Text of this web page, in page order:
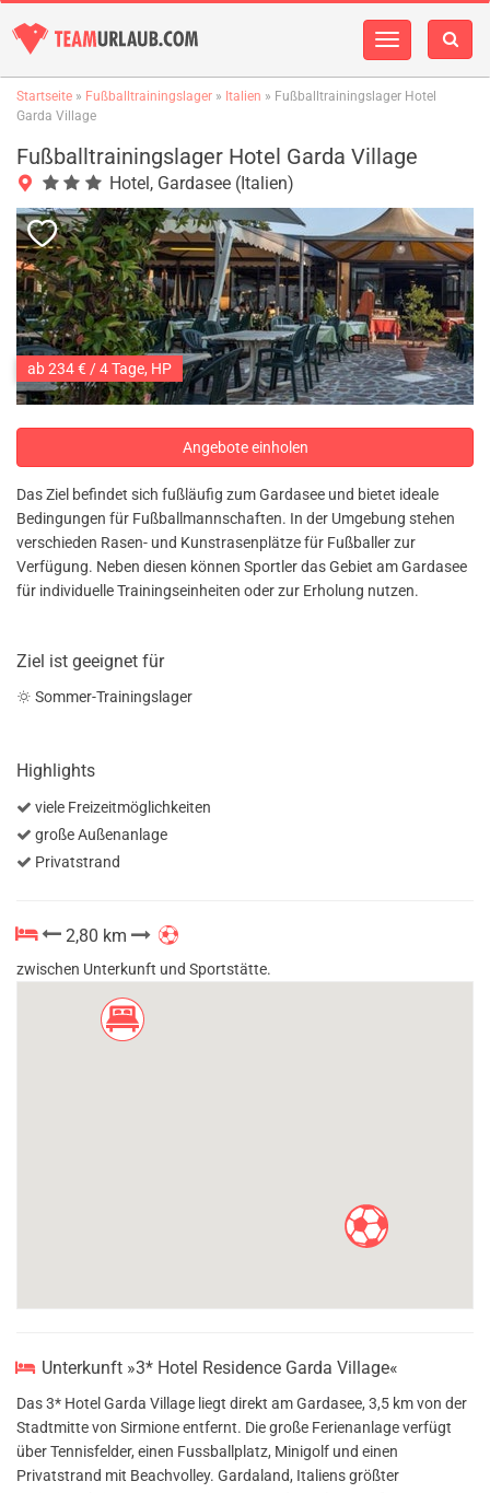
Navigation
Startseite » Fußballtrainingslager » Italien » Fußballtrainingslager Hotel
Garda Village
Fußballtrainingslager Hotel Garda Village
Hotel, Gardasee (Italien)
ab 234 € / 4 Tage, HP
Angebote einholen
Das Ziel befindet sich fußläufig zum Gardasee und bietet ideale
Bedingungen für Fußballmannschaften. In der Umgebung stehen
verschieden Rasen- und Kunstrasenplätze für Fußballer zur
Verfügung. Neben diesen können Sportler das Gebiet am Gardasee
für individuelle Trainingseinheiten oder zur Erholung nutzen.
Ziel ist geeignet für
Sommer-Trainingslager
Highlights
viele Freizeitmöglichkeiten
große Außenanlage
Privatstrand
2,80 km
zwischen Unterkunft und Sportstätte.
Unterkunft »3* Hotel Residence Garda Village«
Das 3* Hotel Garda Village liegt direkt am Gardasee, 3,5 km von der
Stadtmitte von Sirmione entfernt. Die große Ferienanlage verfügt
über Tennisfelder, einen Fussballplatz, Minigolf und einen
Privatstrand mit Beachvolley. Gardaland, Italiens größter